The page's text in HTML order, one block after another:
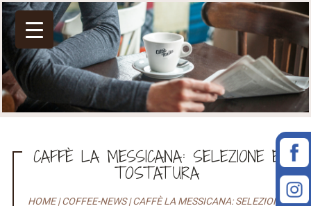
CAFFÈ LA MESSICANA: SELEZIONE E
TOSTATURA
HOME|COFFEE-NEWS|CAFFÈ LA MESSICANA: SELEZIONE